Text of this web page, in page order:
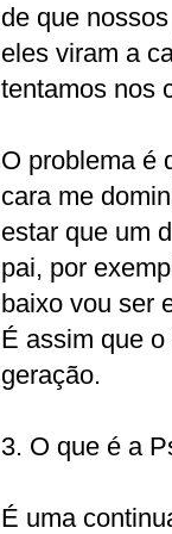
de que
eles viram a
tentamos nos
O problema é
cara me
estar que um
pai, por
baixo vou ser
É assim que
geração.
3. O que é a
É uma